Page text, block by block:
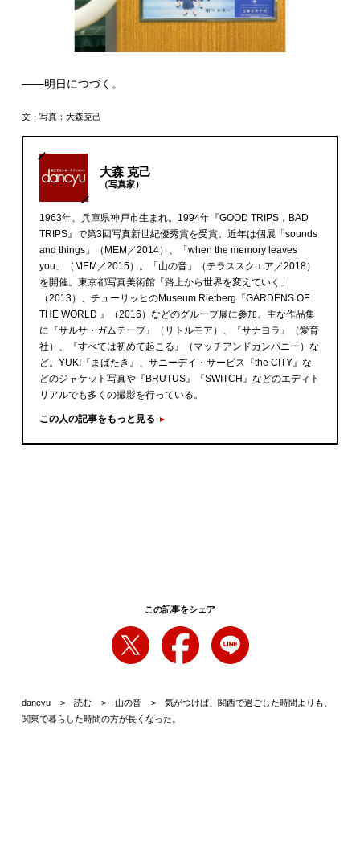
――明日につづく。
文・写真：大森克己
大森 克己
（写真家）
1963年、兵庫県神戸市生まれ。1994年『GOOD TRIPS，BAD
TRIPS』で第3回写真新世紀優秀賞を受賞。近年は個展「sounds
and things」（MEM／2014）、「when the memory leaves
you」（MEM／2015）。「山の音」（テラススクエア／2018）
を開催。東京都写真美術館「路上から世界を変えていく」
（2013）、チューリッヒのMuseum Rietberg『GARDENS OF
THE WORLD 』（2016）などのグループ展に参加。主な作品集
に『サルサ・ガムテープ』（リトルモア）、『サナヨラ』（愛育
社）、『すべては初めて起こる』（マッチアンドカンパニー）な
ど。YUKI『まばたき』、サニーデイ・サービス『the CITY』な
どのジャケット写真や『BRUTUS』『SWITCH』などのエディト
リアルでも多くの撮影を行っている。
この人の記事をもっと見る
この記事をシェア
dancyu 読む 山の音
気がつけば、関西で過ごした時間よりも、
関東で暮らした時間の方が長くなった。